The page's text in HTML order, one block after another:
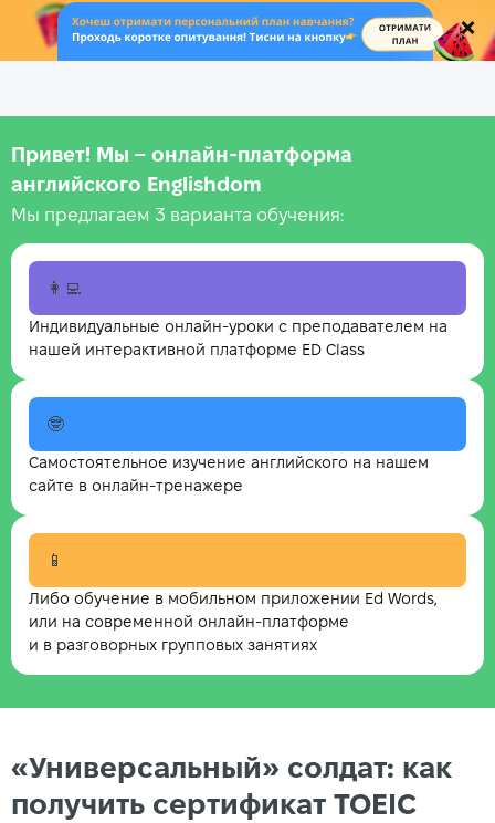
.
Привет! Мы – онлайн‑платформа
английского Englishdom
Мы предлагаем 3 варианта обучения:
👩‍💻
Индивидуальные онлайн-уроки с преподавателем на
нашей интерактивной платформе ED Class
🤓
Самостоятельное изучение английского на нашем
сайте в онлайн-тренажере
📱
Либо обучение в мобильном приложении Ed Words,
или на современной онлайн-платформе
и в разговорных групповых занятиях
«Универсальный» солдат: как
получить сертификат TOEIC